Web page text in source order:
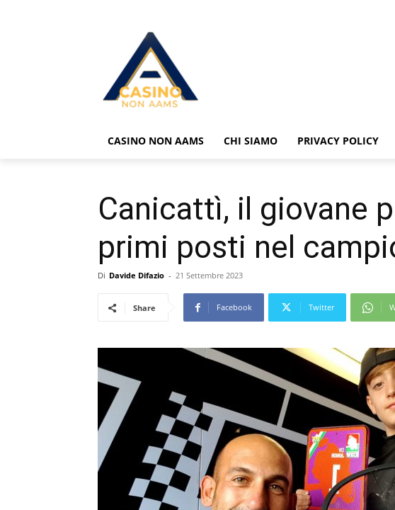
CASINO NON AAMS CHI SIAMO PRIVACY POLICY
Canicattì, il giovane
primi posti nel
Di Davide Difazio - 21 Settembre 2023
Share Facebook Twitter